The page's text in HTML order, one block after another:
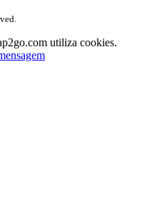
utiliza cookies.